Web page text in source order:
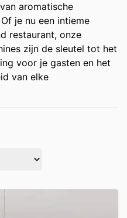
aromatische
je nu een intieme
restaurant, onze
zijn de sleutel tot het
voor je gasten en het
van elke